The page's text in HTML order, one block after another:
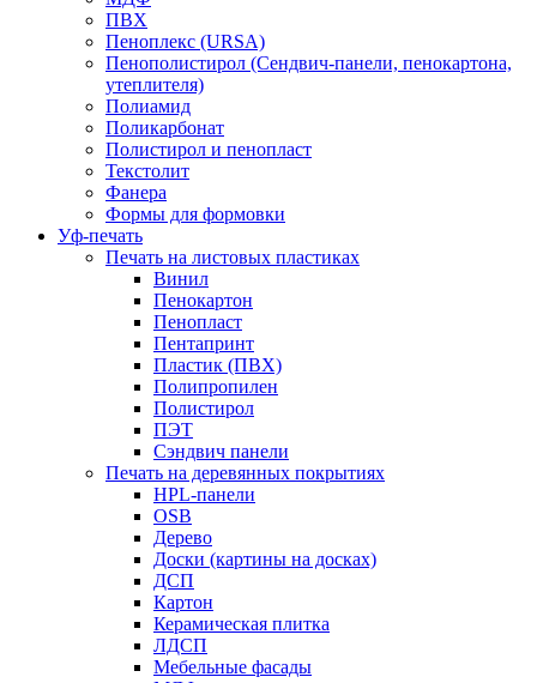
ПВХ
Пеноплекс (URSA)
Пенополистирол (Сендвич-панели, пенокартона,
утеплителя)
Полиамид
Поликарбонат
Полистирол и пенопласт
Текстолит
Фанера
Формы для формовки
Уф-печать
Печать на листовых пластиках
Винил
Пенокартон
Пенопласт
Пентапринт
Пластик (ПВХ)
Полипропилен
Полистирол
ПЭТ
Сэндвич панели
Печать на деревянных покрытиях
HPL-панели
OSB
Дерево
Доски (картины на досках)
ДСП
Картон
Керамическая плитка
ЛДСП
Мебельные фасады